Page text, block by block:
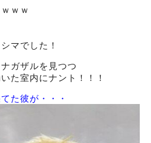
ｗｗ
マでした！
ガザルを見つつ
た室内にナント！！！
た彼が・・・